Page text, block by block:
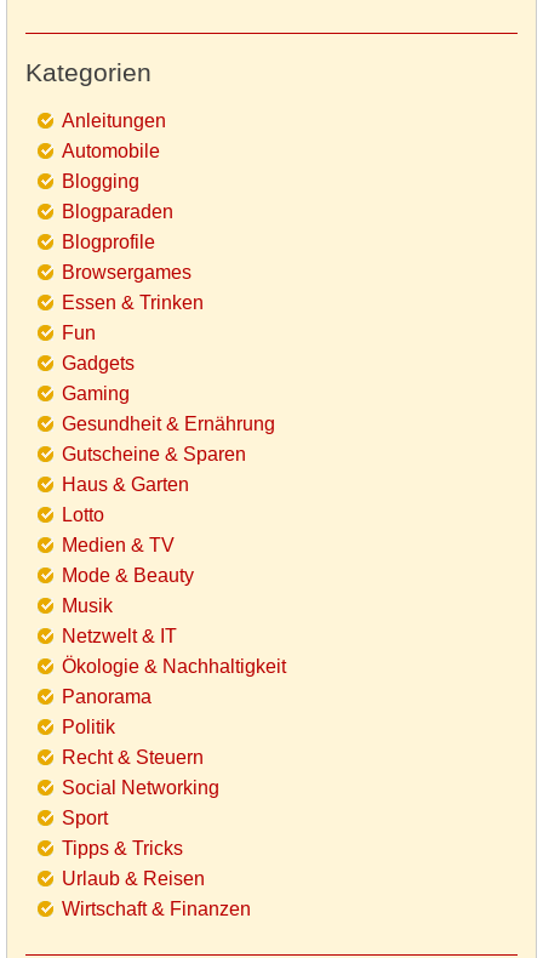
Kategorien
Anleitungen
Automobile
Blogging
Blogparaden
Blogprofile
Browsergames
Essen & Trinken
Fun
Gadgets
Gaming
Gesundheit & Ernährung
Gutscheine & Sparen
Haus & Garten
Lotto
Medien & TV
Mode & Beauty
Musik
Netzwelt & IT
Ökologie & Nachhaltigkeit
Panorama
Politik
Recht & Steuern
Social Networking
Sport
Tipps & Tricks
Urlaub & Reisen
Wirtschaft & Finanzen